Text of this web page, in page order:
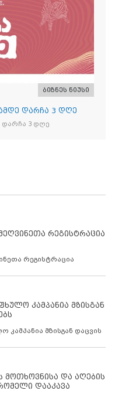
ბიზნეს ნიუსი
დარჩა 3 დღე
დარჩა 3 დღე
რეგისტრაცია
რეგისტრაცია
კამპანია მზისგან
კამპანია მზისგან დაცვის
მოთხოვნისა და აღების
დააკავა